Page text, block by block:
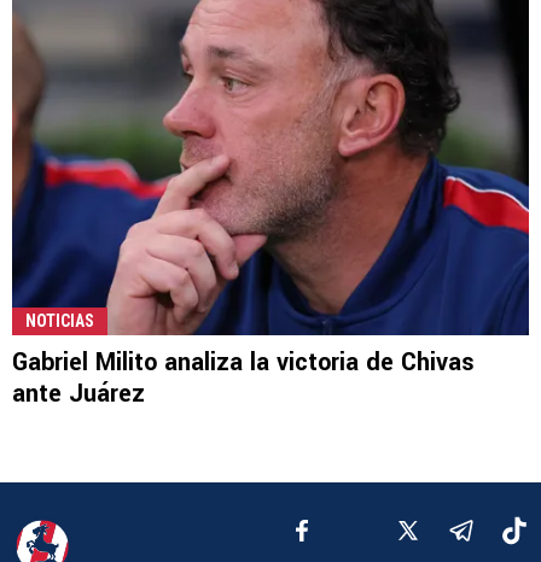
NOTICIAS
Gabriel Milito analiza la victoria de Chivas
ante Juárez